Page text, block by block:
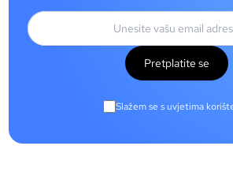
Pretplatite se
Slažem se s uvjetima